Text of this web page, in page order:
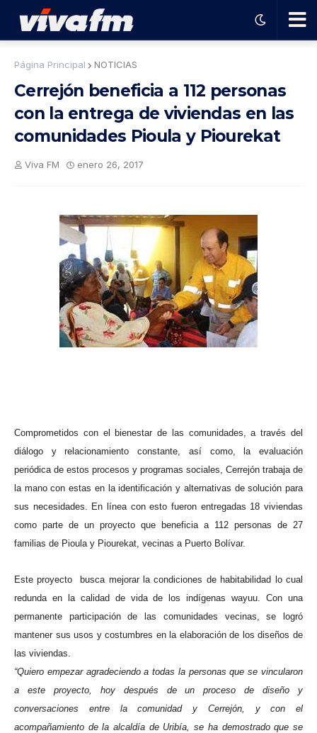
Ha
ble
el
pro
gra
Página Principal NOTICIAS
Cerrejón beneficia a 112 personas
con la entrega de viviendas en las
comunidades Pioula y Piourekat
Viva FM enero 26, 2017
Comprometidos con el bienestar de las comunidades, a través del
diálogo y relacionamiento constante, así como, la evaluación
periódica de estos procesos y programas sociales, Cerrejón trabaja de
la mano con estas en la identificación y alternativas de solución para
sus necesidades. En línea con esto fueron entregadas 18 viviendas
como parte de un proyecto que beneficia a 112 personas de 27
familias de Pioula y Piourekat, vecinas a Puerto Bolívar.
Este proyecto busca mejorar la condiciones de habitabilidad lo cual
redunda en la calidad de vida de los indígenas wayuu. Con una
permanente participación de las comunidades vecinas, se logró
mantener sus usos y costumbres en la elaboración de los diseños de
las viviendas.
“Quiero empezar agradeciendo a todas la personas que se vincularon
a este proyecto, hoy después de un proceso de diseño y
conversaciones entre la comunidad y Cerrejón, y con el
acompañamiento de la alcaldía de Uribía, se ha demostrado que se